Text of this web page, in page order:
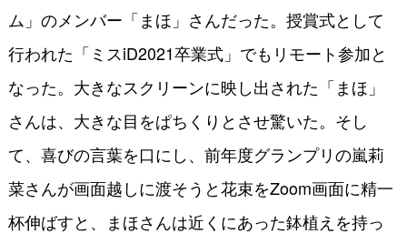
ム」のメンバー「まほ」さんだった。授賞式として
行われた「ミスiD2021卒業式」でもリモート参加と
なった。大きなスクリーンに映し出された「まほ」
さんは、大きな目をぱちくりとさせ驚いた。そし
て、喜びの言葉を口にし、前年度グランプリの嵐莉
菜さんが画面越しに渡そうと花束をZoom画面に精一
杯伸ばすと、まほさんは近くにあった鉢植えを持っ